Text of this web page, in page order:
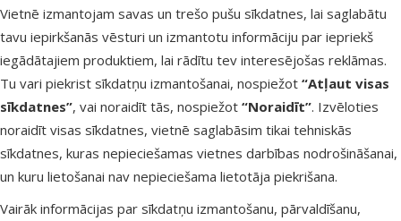
Vietnē izmantojam savas un trešo pušu sīkdatnes, lai saglabātu
tavu iepirkšanās vēsturi un izmantotu informāciju par iepriekš
iegādātajiem produktiem, lai rādītu tev interesējošas reklāmas.
Tu vari piekrist sīkdatņu izmantošanai, nospiežot “Atļaut visas
sīkdatnes”, vai noraidīt tās, nospiežot “Noraidīt”. Izvēloties
noraidīt visas sīkdatnes, vietnē saglabāsim tikai tehniskās
sīkdatnes, kuras nepieciešamas vietnes darbības nodrošināšanai,
un kuru lietošanai nav nepieciešama lietotāja piekrišana.
Vairāk informācijas par sīkdatņu izmantošanu, pārvaldīšanu,
Preces
eksotiskajiem
Filtrs
Kampaņa: Vasara
turpinās – atlaides katrai
gaumei!
Kārtot pēc
Produkti nav atrasti